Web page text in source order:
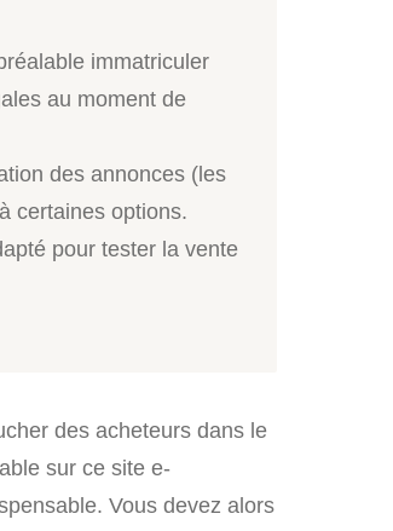
immatriculer
au moment de
des annonces (les
certaines options.
pour tester la vente
des acheteurs dans le
sur ce site e-
Vous devez alors